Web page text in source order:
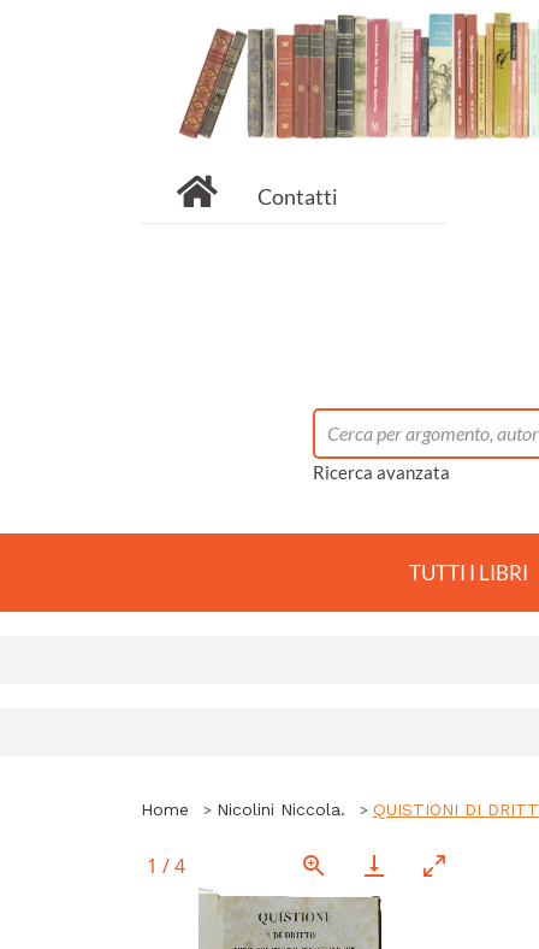
Contatti
Ricerca avanzata
TUTTI I LIBRI
Home Nicolini Niccola. QUISTIONI DI
1 /4